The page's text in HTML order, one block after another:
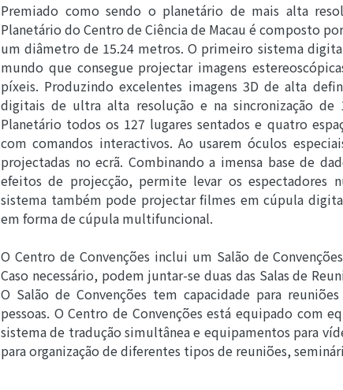
Premiado como sendo o planetário de mais alta
Planetário do Centro de Ciência de Macau é composto
um diâmetro de 15.24 metros. O primeiro sistema
mundo que consegue projectar imagens
píxeis. Produzindo excelentes imagens 3D de alta
digitais de ultra alta resolução e na sincronização
Planetário todos os 127 lugares sentados e quatro
com comandos interactivos. Ao usarem óculos
projectadas no ecrã. Combinando a imensa base de
efeitos de projecção, permite levar os espectadores
sistema também pode projectar filmes em cúpula
em forma de cúpula multifuncional.
O Centro de Convenções inclui um Salão de
Caso necessário, podem juntar-se duas das Salas de
O Salão de Convenções tem capacidade para
pessoas. O Centro de Convenções está equipado com
sistema de tradução simultânea e equipamentos para
para organização de diferentes tipos de reuniões,